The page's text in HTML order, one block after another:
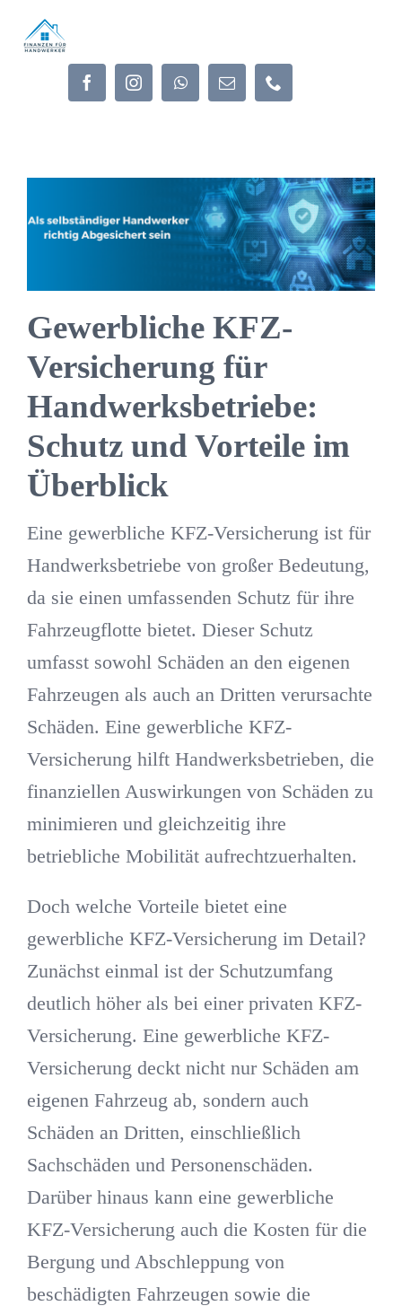
Inhalt
Gewerbliche KFZ-
Versicherung für
Handwerksbetriebe:
Schutz und Vorteile im
Überblick
Eine gewerbliche KFZ-Versicherung ist für
Handwerksbetriebe von großer Bedeutung,
da sie einen umfassenden Schutz für ihre
Fahrzeugflotte bietet. Dieser Schutz
umfasst sowohl Schäden an den eigenen
Fahrzeugen als auch an Dritten verursachte
Schäden. Eine gewerbliche KFZ-
Versicherung hilft Handwerksbetrieben, die
finanziellen Auswirkungen von Schäden zu
minimieren und gleichzeitig ihre
betriebliche Mobilität aufrechtzuerhalten.
Doch welche Vorteile bietet eine
gewerbliche KFZ-Versicherung im Detail?
Zunächst einmal ist der Schutzumfang
deutlich höher als bei einer privaten KFZ-
Versicherung. Eine gewerbliche KFZ-
Versicherung deckt nicht nur Schäden am
eigenen Fahrzeug ab, sondern auch
Schäden an Dritten, einschließlich
Sachschäden und Personenschäden.
Darüber hinaus kann eine gewerbliche
KFZ-Versicherung auch die Kosten für die
Bergung und Abschleppung von
beschädigten Fahrzeugen sowie die